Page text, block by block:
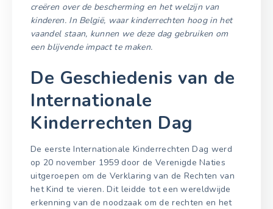
creëren over de bescherming en het welzijn van
kinderen. In België, waar kinderrechten hoog in het
vaandel staan, kunnen we deze dag gebruiken om
een blijvende impact te maken.
De Geschiedenis van de
Internationale
Kinderrechten Dag
De eerste Internationale Kinderrechten Dag werd
op 20 november 1959 door de Verenigde Naties
uitgeroepen om de Verklaring van de Rechten van
het Kind te vieren. Dit leidde tot een wereldwijde
erkenning van de noodzaak om de rechten en het